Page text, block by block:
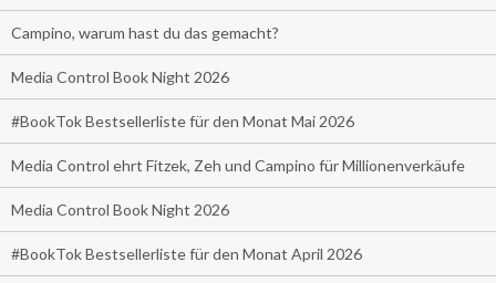
Campino, warum hast du das gemacht?
Media Control Book Night 2026
#BookTok Bestsellerliste für den Monat Mai 2026
Media Control ehrt Fitzek, Zeh und Campino für Millionenverkäufe
Media Control Book Night 2026
#BookTok Bestsellerliste für den Monat April 2026